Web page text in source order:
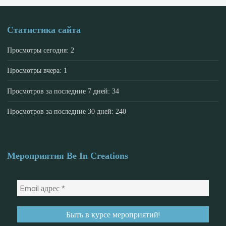
Статистика сайта
Просмотры сегодня: 2
Просмотры вчера: 1
Просмотров за последние 7 дней:34
Просмотров за последние 30 дней: 240
Мероприятия Be In Creations